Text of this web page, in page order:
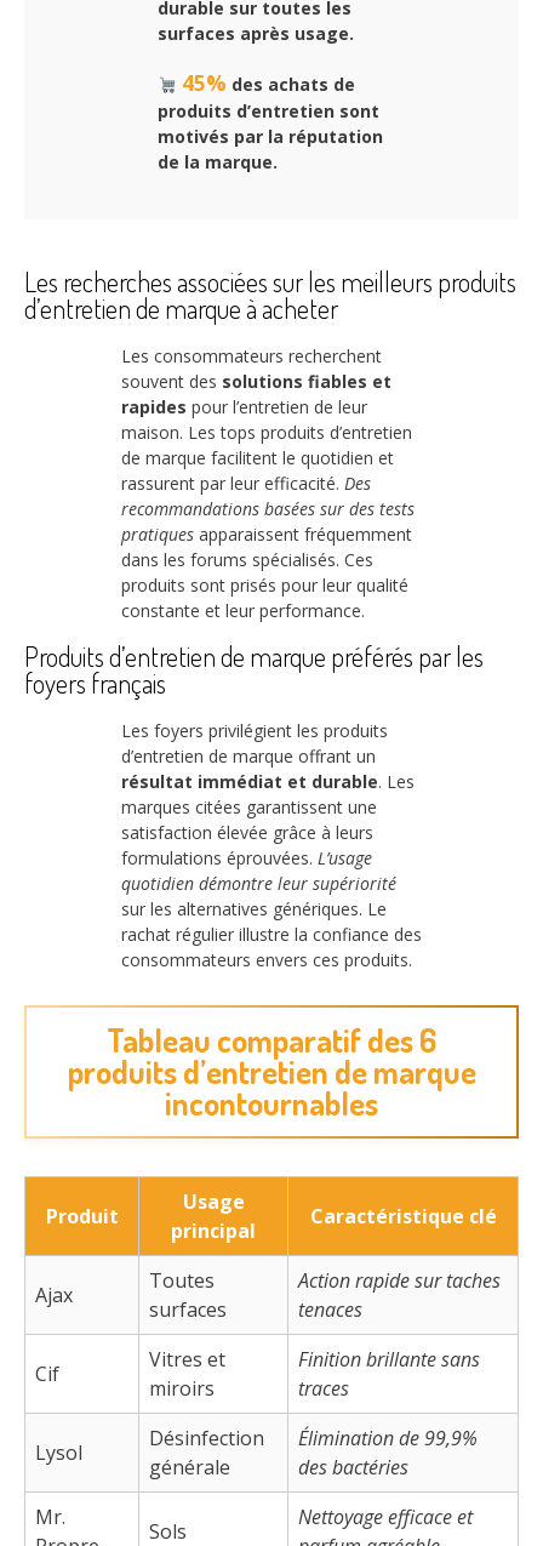
durable sur toutes les
surfaces après usage.
45% des achats de
produits d’entretien sont
motivés par la réputation
de la marque.
Les recherches associées sur les meilleurs produits
d’entretien de marque à acheter
Les consommateurs recherchent
souvent des solutions fiables et
rapides pour l’entretien de leur
maison. Les tops produits d’entretien
de marque facilitent le quotidien et
rassurent par leur efficacité. Des
recommandations basées sur des tests
pratiques apparaissent fréquemment
dans les forums spécialisés. Ces
produits sont prisés pour leur qualité
constante et leur performance.
Produits d’entretien de marque préférés par les
foyers français
Les foyers privilégient les produits
d’entretien de marque offrant un
résultat immédiat et durable. Les
marques citées garantissent une
satisfaction élevée grâce à leurs
formulations éprouvées. L’usage
quotidien démontre leur supériorité
sur les alternatives génériques. Le
rachat régulier illustre la confiance des
consommateurs envers ces produits.
Tableau comparatif des 6
produits d’entretien de marque
incontournables
Produit
Usage
principal
Caractéristique clé
Ajax
Toutes
surfaces
Action rapide sur taches
tenaces
Cif
Vitres et
miroirs
Finition brillante sans
traces
Lysol
Désinfection
générale
Élimination de 99,9%
des bactéries
Mr.
Sols
Nettoyage efficace et